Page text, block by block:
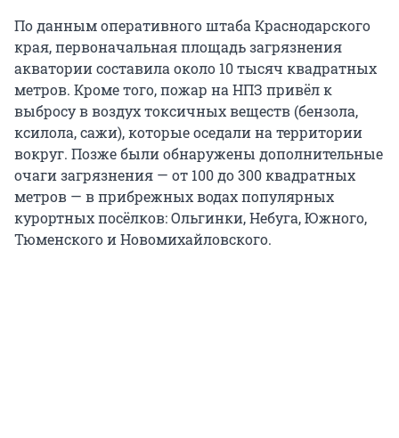
По данным оперативного штаба Краснодарского
края, первоначальная площадь загрязнения
акватории составила около 10 тысяч квадратных
метров. Кроме того, пожар на НПЗ привёл к
выбросу в воздух токсичных веществ (бензола,
ксилола, сажи), которые оседали на территории
вокруг. Позже были обнаружены дополнительные
очаги загрязнения — от 100 до 300 квадратных
метров — в прибрежных водах популярных
курортных посёлков: Ольгинки, Небуга, Южного,
Тюменского и Новомихайловского.